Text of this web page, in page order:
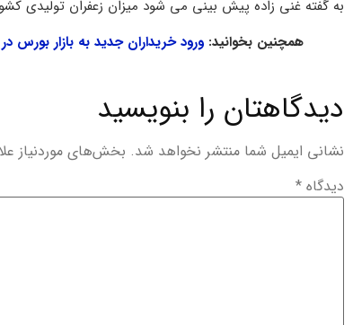
به گفته غنی زاده پیش بینی می شود میزان زعفران تولیدی کشور به 500 تن
همچنین بخوانید: ورود خریداران جدید به بازار بورس
دیدگاهتان را بنویسید
نشانی ایمیل شما منتشر نخواهد شد. بخش‌های موردنیاز
دیدگاه *